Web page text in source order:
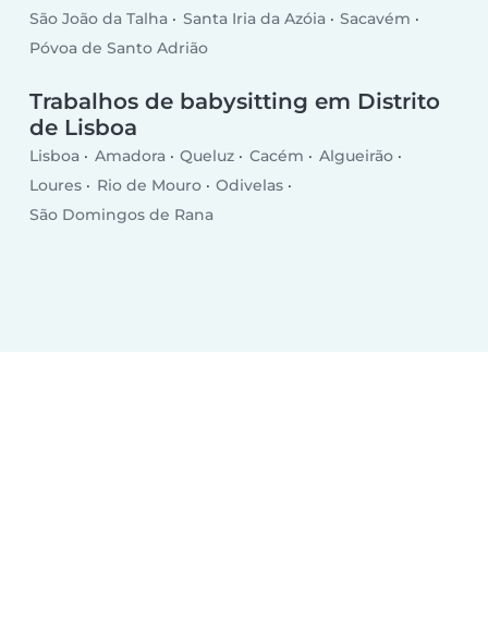
São João da Talha
Santa Iria da Azóia
Sacavém
Póvoa de Santo Adrião
Trabalhos de babysitting em Distrito
de Lisboa
Lisboa Amadora Queluz Cacém
Algueirão
Loures
Rio de Mouro
Odivelas
São Domingos de Rana